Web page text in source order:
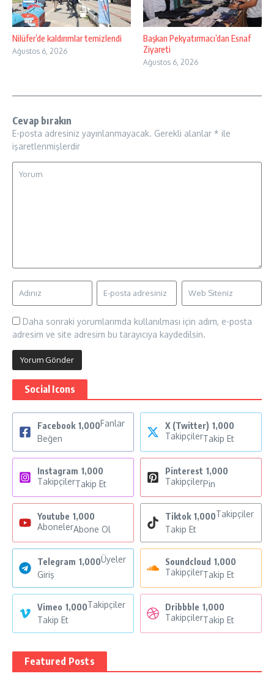
Nilüfer’de kaldırımlar temizlendi
Ağustos 6, 2026
Başkan Pekyatırmacı’dan Esnaf
Ziyareti
Ağustos 6, 2026
Cevap bırakın
E-posta adresiniz yayınlanmayacak. Gerekli alanlar * ile
işaretlenmişlerdir
Daha sonraki yorumlarımda kullanılması için adım, e-posta
adresim ve site adresim bu tarayıcıya kaydedilsin.
Social Icons
Facebook 1,000Fanlar
Beğen
X (Twitter) 1,000
TakipçilerTakip Et
Instagram 1,000
TakipçilerTakip Et
Pinterest 1,000
TakipçilerPin
Youtube 1,000
AbonelerAbone Ol
Tiktok 1,000Takipçiler
Takip Et
Telegram 1,000Üyeler
Giriş
Soundcloud 1,000
TakipçilerTakip Et
Vimeo 1,000Takipçiler
Takip Et
Dribbble 1,000
TakipçilerTakip Et
Featured Posts